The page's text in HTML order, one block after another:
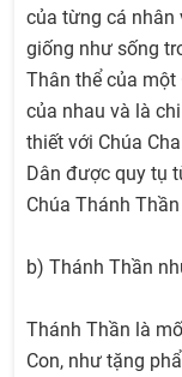
của từng cá
giống như sống
Thân thể của
của nhau và là
thiết với Chúa
Dân được quy tụ
Chúa Thánh
b) Thánh Thần
Thánh Thần là
Con, như tặng